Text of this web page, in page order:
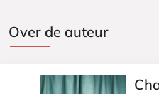
Over de auteur